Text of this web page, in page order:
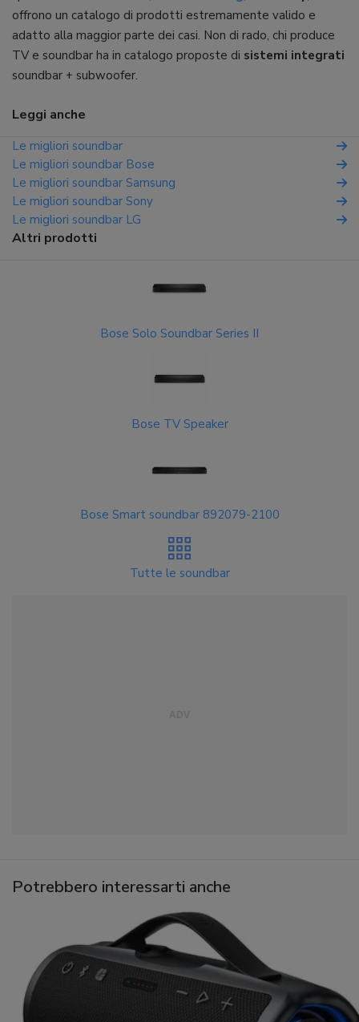
offrono un catalogo di prodotti estremamente valido e
adatto alla maggior parte dei casi. Non di rado, chi produce
TV e soundbar ha in catalogo proposte di sistemi integrati
soundbar + subwoofer.
Leggi anche
Le migliori soundbar
Le migliori soundbar Bose
Le migliori soundbar Samsung
Le migliori soundbar Sony
Le migliori soundbar LG
Altri prodotti
Bose Solo Soundbar Series II
Bose TV Speaker
Bose Smart soundbar 892079-2100
Tutte le soundbar
Potrebbero interessarti anche